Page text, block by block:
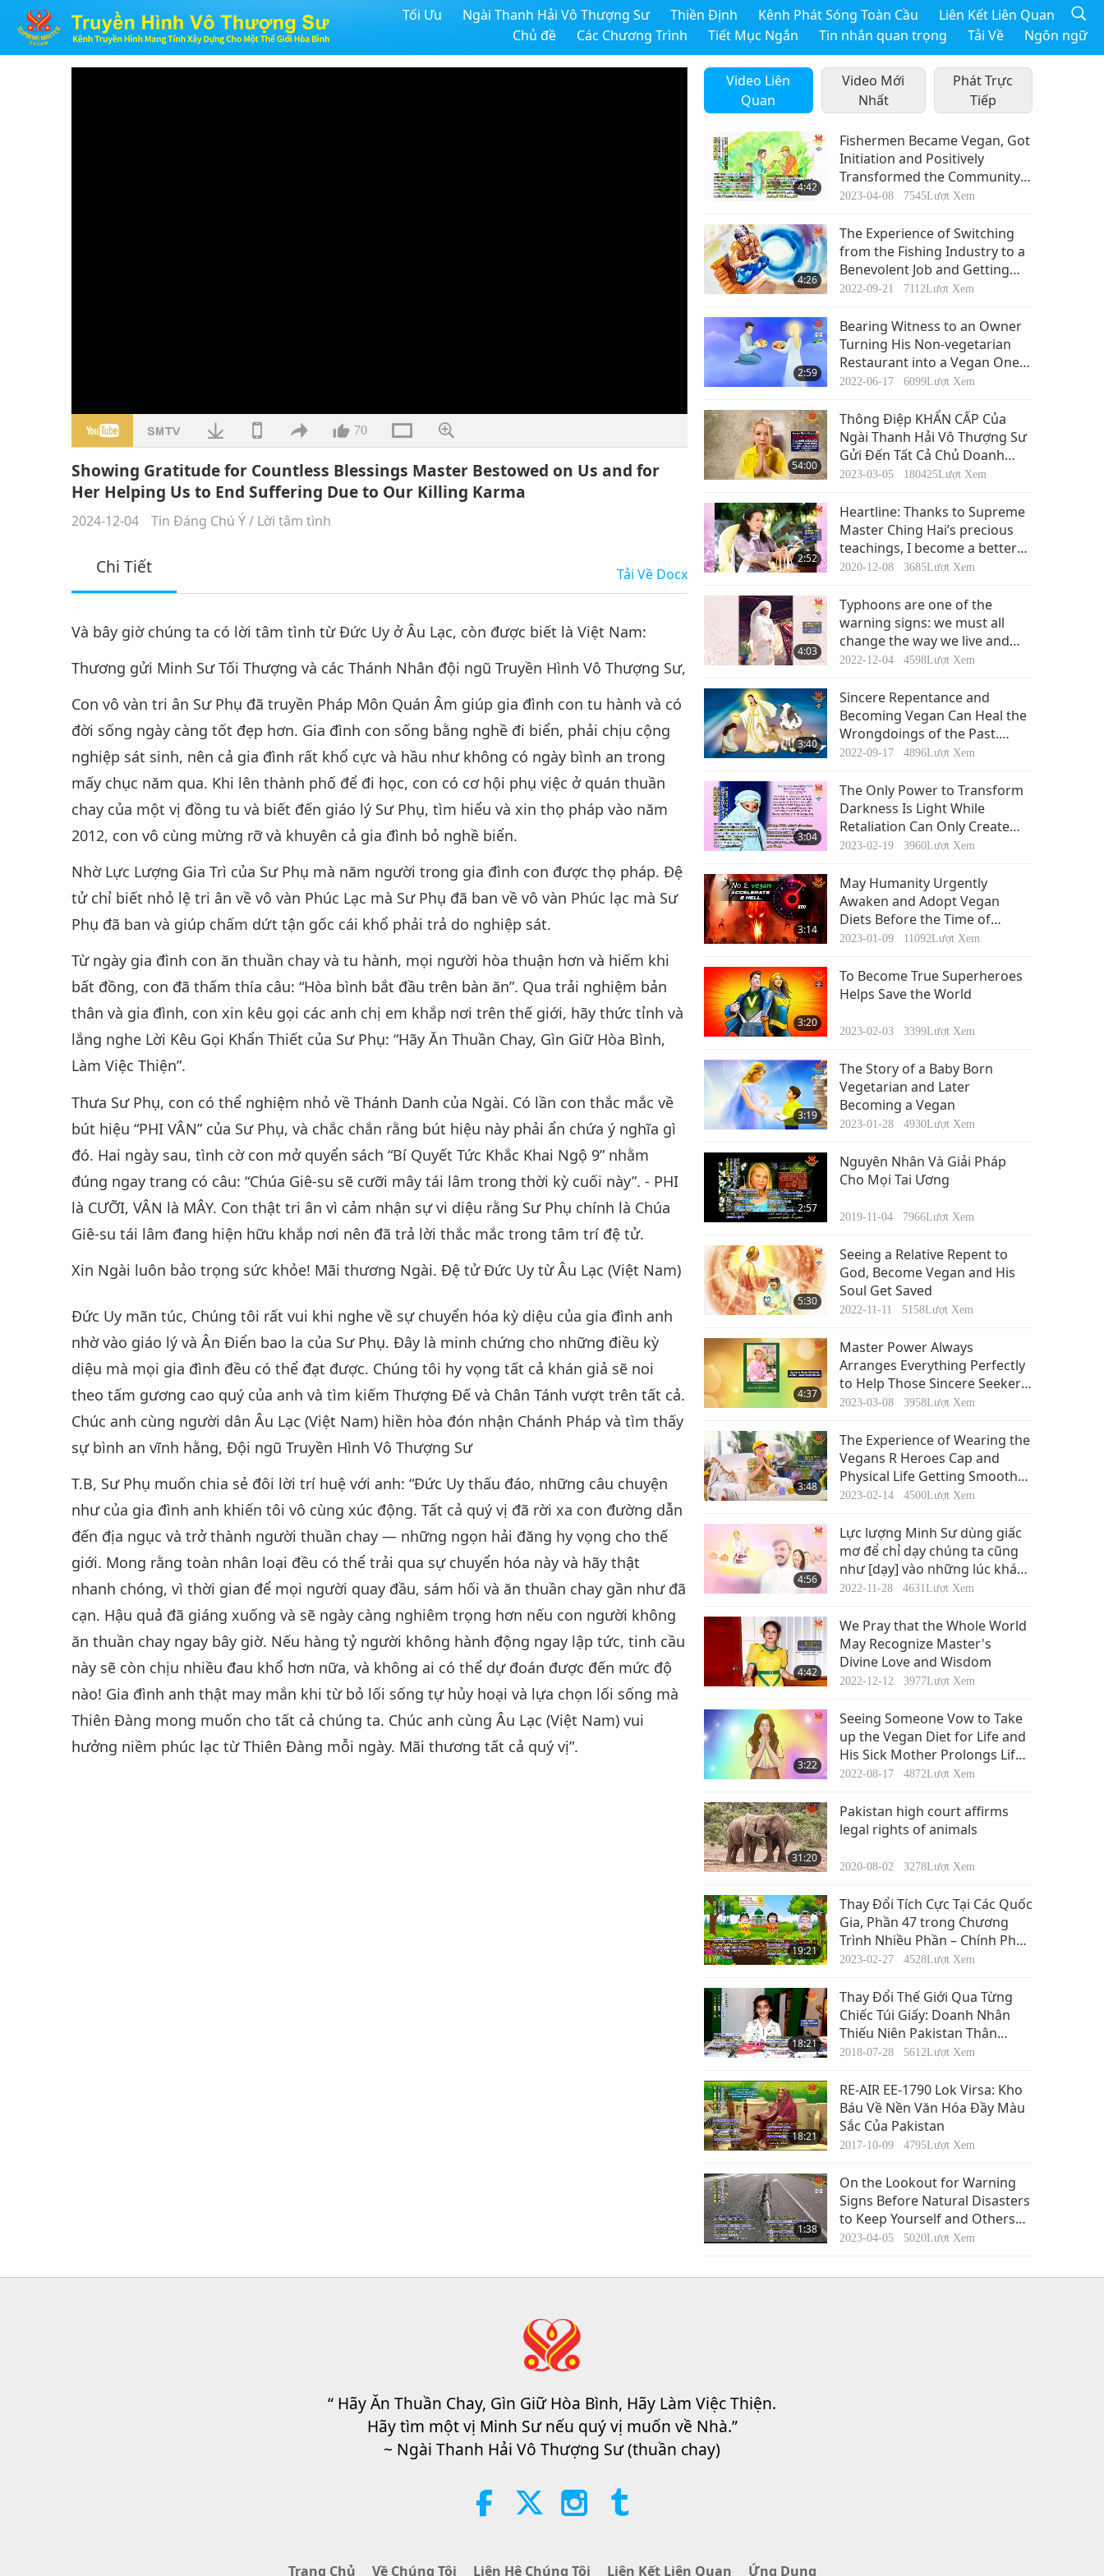
Tối Ưu Ngài Thanh Hải Vô Thượng Sư Thiền Định Kênh Phát Sóng Toàn Cầu
Liên Kết Liên Quan
Chủ đề
Các Chương Trình Tiết Mục Ngắn Tin nhắn quan trọng Tải Về Ngôn ngữ
70
Showing Gratitude for Countless Blessings Master Bestowed on Us and for
Her Helping Us to End Suffering Due to Our Killing Karma
2024-12-04 Tin Đáng Chú Ý/ Lời tâm tình
Chi Tiết Tải Về Docx
Và bây giờ chúng ta có lời tâm tình từ Đức Uy ở Âu Lạc, còn được biết là Việt Nam:
Thương gửi Minh Sư Tối Thượng và các Thánh Nhân đội ngũ Truyền Hình Vô Thượng Sư,
Con vô vàn tri ân Sư Phụ đã truyền Pháp Môn Quán Âm giúp gia đình con tu hành và có
đời sống ngày càng tốt đẹp hơn. Gia đình con sống bằng nghề đi biển, phải chịu cộng
nghiệp sát sinh, nên cả gia đình rất khổ cực và hầu như không có ngày bình an trong
mấy chục năm qua. Khi lên thành phố để đi học, con có cơ hội phụ việc ở quán thuần
chay của một vị đồng tu và biết đến giáo lý Sư Phụ, tìm hiểu và xin thọ pháp vào năm
2012, con vô cùng mừng rỡ và khuyên cả gia đình bỏ nghề biển.
Nhờ Lực Lượng Gia Trì của Sư Phụ mà năm người trong gia đình con được thọ pháp. Đệ
tử chỉ biết nhỏ lệ tri ân về vô vàn Phúc Lạc mà Sư Phụ đã ban về vô vàn Phúc lạc mà Sư
Phụ đã ban và giúp chấm dứt tận gốc cái khổ phải trả do nghiệp sát.
Từ ngày gia đình con ăn thuần chay và tu hành, mọi người hòa thuận hơn và hiếm khi
bất đồng, con đã thấm thía câu: “Hòa bình bắt đầu trên bàn ăn”. Qua trải nghiệm bản
thân và gia đình, con xin kêu gọi các anh chị em khắp nơi trên thế giới, hãy thức tỉnh và
lắng nghe Lời Kêu Gọi Khẩn Thiết của Sư Phụ: “Hãy Ăn Thuần Chay, Gìn Giữ Hòa Bình,
Làm Việc Thiện”.
Thưa Sư Phụ, con có thể nghiệm nhỏ về Thánh Danh của Ngài. Có lần con thắc mắc về
bút hiệu “PHI VÂN” của Sư Phụ, và chắc chắn rằng bút hiệu này phải ẩn chứa ý nghĩa gì
đó. Hai ngày sau, tình cờ con mở quyển sách “Bí Quyết Tức Khắc Khai Ngộ 9” nhằm
đúng ngay trang có câu: “Chúa Giê-su sẽ cưỡi mây tái lâm trong thời kỳ cuối này”. - PHI
là CƯỠI, VÂN là MÂY. Con thật tri ân vì cảm nhận sự vi diệu rằng Sư Phụ chính là Chúa
Giê-su tái lâm đang hiện hữu khắp nơi nên đã trả lời thắc mắc trong tâm trí đệ tử.
Xin Ngài luôn bảo trọng sức khỏe! Mãi thương Ngài. Đệ tử Đức Uy từ Âu Lạc (Việt Nam)
Đức Uy mãn túc, Chúng tôi rất vui khi nghe về sự chuyển hóa kỳ diệu của gia đình anh
nhờ vào giáo lý và Ân Điển bao la của Sư Phụ. Đây là minh chứng cho những điều kỳ
diệu mà mọi gia đình đều có thể đạt được. Chúng tôi hy vọng tất cả khán giả sẽ noi
theo tấm gương cao quý của anh và tìm kiếm Thượng Đế và Chân Tánh vượt trên tất cả.
Chúc anh cùng người dân Âu Lạc (Việt Nam) hiền hòa đón nhận Chánh Pháp và tìm thấy
sự bình an vĩnh hằng, Đội ngũ Truyền Hình Vô Thượng Sư
T.B, Sư Phụ muốn chia sẻ đôi lời trí huệ với anh: “Đức Uy thấu đáo, những câu chuyện
như của gia đình anh khiến tôi vô cùng xúc động. Tất cả quý vị đã rời xa con đường dẫn
đến địa ngục và trở thành người thuần chay — những ngọn hải đăng hy vọng cho thế
giới. Mong rằng toàn nhân loại đều có thể trải qua sự chuyển hóa này và hãy thật
nhanh chóng, vì thời gian để mọi người quay đầu, sám hối và ăn thuần chay gần như đã
cạn. Hậu quả đã giáng xuống và sẽ ngày càng nghiêm trọng hơn nếu con người không
ăn thuần chay ngay bây giờ. Nếu hàng tỷ người không hành động ngay lập tức, tinh cầu
này sẽ còn chịu nhiều đau khổ hơn nữa, và không ai có thể dự đoán được đến mức độ
nào! Gia đình anh thật may mắn khi từ bỏ lối sống tự hủy hoại và lựa chọn lối sống mà
Thiên Đàng mong muốn cho tất cả chúng ta. Chúc anh cùng Âu Lạc (Việt Nam) vui
hưởng niềm phúc lạc từ Thiên Đàng mỗi ngày. Mãi thương tất cả quý vị”.
Video Liên
Quan
Video Mới
Nhất
Phát Trực
Tiếp
4:42
Fishermen Became Vegan, Got
Initiation and Positively
Transformed the Community
Through the Grace of Master
2023-04-08 7545Lượt Xem
4:26
The Experience of Switching
from the Fishing Industry to a
Benevolent Job and Getting
Initiation to Practice
and Soul
2022-09-21 7112Lượt Xem
2:59
Bearing Witness to an Owner
Turning His Non-vegetarian
Restaurant into a Vegan One
and Being Blessed with
2022-06-17 6099Lượt Xem
54:00
Thông Điệp KHẨN CẤP Của
Ngài Thanh Hải Vô Thượng Sư
Gửi Đến Tất Cả Chủ Doanh
Nghiệp Kinh Doanh Thịt, Cơ Sở
Công Nghiệp Cá, Trứng, Sữa,
Lông Thú, Thử Nghiệm Trong
Phòng Thí Nghiệm, Công
Nghiệp Mỹ Phẩm Và Da Thuộc
2023-03-05 180425Lượt Xem
2:52
Heartline: Thanks to Supreme
Master Ching Hai’s precious
teachings, I become a better
person!
2020-12-08 3685Lượt Xem
4:03
Typhoons are one of the
warning signs: we must all
change the way we live and
treat every sentient being well
2022-12-04 4598Lượt Xem
3:40
Sincere Repentance and
Becoming Vegan Can Heal the
Wrongdoings of the Past.
Master Manifested as the
Dissolve my Karma
2022-09-17 4896Lượt Xem
3:04
The Only Power to Transform
Darkness Is Light While
Retaliation Can Only Create
More Karma and Hardship
2023-02-19 3960Lượt Xem
3:14
May Humanity Urgently
Awaken and Adopt Vegan
Diets Before the Time of
Judgment (End of January)
2023-01-09 11092Lượt Xem
3:20
To Become True Superheroes
Helps Save the World
2023-02-03 3399Lượt Xem
3:19
The Story of a Baby Born
Vegetarian and Later
Becoming a Vegan
2023-01-28 4930Lượt Xem
2:57
Nguyên Nhân Và Giải Pháp
Cho Mọi Tai Ương
2019-11-04 7966Lượt Xem
5:30
Seeing a Relative Repent to
God, Become Vegan and His
Soul Get Saved
2022-11-11 5158Lượt Xem
4:37
Master Power Always
Arranges Everything Perfectly
to Help Those Sincere Seekers
Who Want to Find Their Way to
2023-03-08 3958Lượt Xem
3:48
The Experience of Wearing the
Vegans R Heroes Cap and
Physical Life Getting Smoother
with More Meditation for
Enlightenment and Liberation
2023-02-14 4500Lượt Xem
4:56
Lực lượng Minh Sư dùng giấc
mơ để chỉ dạy chúng ta cũng
như [dạy] vào những lúc khác
trong ngày khi chúng ta mở
2022-11-28 4631Lượt Xem
4:42
We Pray that the Whole World
May Recognize Master's
Divine Love and Wisdom
2022-12-12 3977Lượt Xem
3:22
Seeing Someone Vow to Take
up the Vegan Diet for Life and
His Sick Mother Prolongs Life
and Regains Health. It Shows
and a Noble Spirit, Creates
Miracles.
2022-08-17 4872Lượt Xem
31:20
Pakistan high court affirms
legal rights of animals
2020-08-02 3278Lượt Xem
19:21
Thay Đổi Tích Cực Tại Các Quốc
Gia, Phần 47 trong Chương
Trình Nhiều Phần – Chính Phủ
Thăng Tiến Công Dân Thăng
2023-02-27 4528Lượt Xem
18:21
Thay Đổi Thế Giới Qua Từng
Chiếc Túi Giấy: Doanh Nhân
Thiếu Niên Pakistan Thân
Thiện Môi Trường Zymal Umer
2018-07-28 5612Lượt Xem
18:21
RE-AIR EE-1790 Lok Virsa: Kho
Báu Về Nền Văn Hóa Đầy Màu
Sắc Của Pakistan
2017-10-09 4795Lượt Xem
1:38
On the Lookout for Warning
Signs Before Natural Disasters
to Keep Yourself and Others
Safe
2023-04-05 5020Lượt Xem
“ Hãy Ăn Thuần Chay, Gìn Giữ Hòa Bình, Hãy Làm Việc Thiện.
Hãy tìm một vị Minh Sư nếu quý vị muốn về Nhà.”
~ Ngài Thanh Hải Vô Thượng Sư (thuần chay)
Trang Chủ Về Chúng Tôi Liên Hệ Chúng Tôi Liên Kết Liên Quan Ứng Dụng